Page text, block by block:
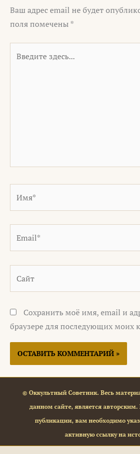
Ваш адрес email не будет
поля помечены *
здесь...
Сохранить моё имя, email и
браузере для последующих моих
© Оккультный Советник. Весь
данном сайте, является
публикации, вам необходимо
активную ссылку на